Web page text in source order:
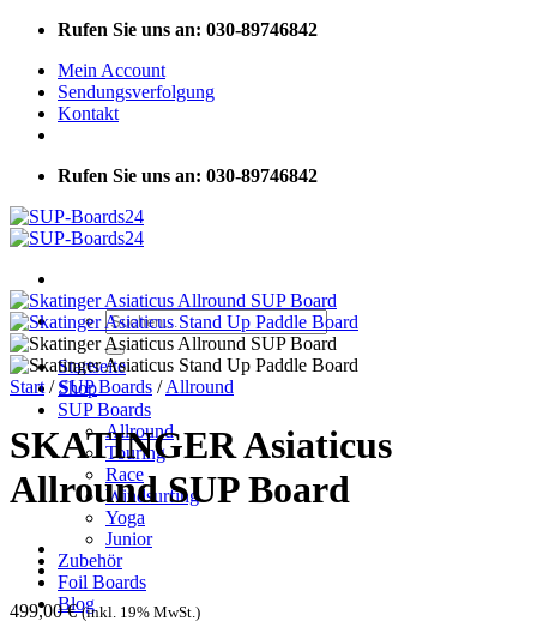
Zum
springen
Rufen Sie uns an: 030-89746842
Mein Account
Sendungsverfolgung
Kontakt
Rufen Sie uns an: 030-89746842
Suchen
nach:
Startseite
Shop
SUP Boards
Allround
Touring
Race
Windsurfing
Yoga
Junior
Zubehör
Foil Boards
Blog
Start / SUP Boards / Allround
SKATINGER Asiaticus
Allround SUP Board
499,00€ (inkl. 19% MwSt.)